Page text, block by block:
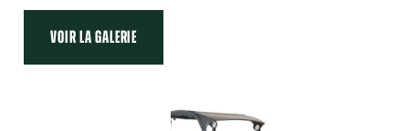
VOIR LA GALERIE